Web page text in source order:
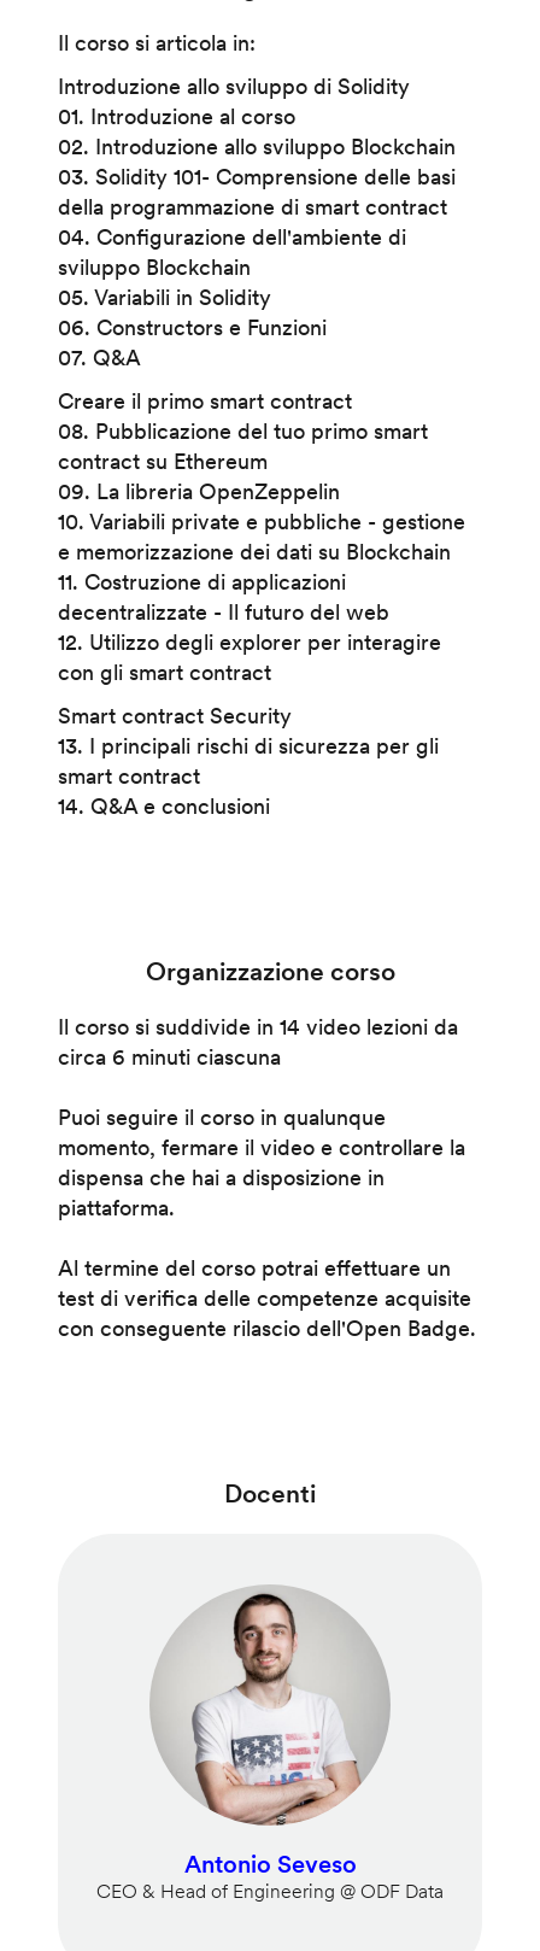
Il corso si articola in:
Introduzione allo sviluppo di Solidity
01. Introduzione al corso
02. Introduzione allo sviluppo Blockchain
03. Solidity 101- Comprensione delle basi
della programmazione di smart contract
04. Configurazione dell'ambiente di
sviluppo Blockchain
05. Variabili in Solidity
06. Constructors e Funzioni
07. Q&A
Creare il primo smart contract
08. Pubblicazione del tuo primo smart
contract su Ethereum
09. La libreria OpenZeppelin
10. Variabili private e pubbliche - gestione
e memorizzazione dei dati su Blockchain
11. Costruzione di applicazioni
decentralizzate - Il futuro del web
12. Utilizzo degli explorer per interagire
con gli smart contract
Smart contract Security
13. I principali rischi di sicurezza per gli
smart contract
14. Q&A e conclusioni
Organizzazione corso
Il corso si suddivide in 14 video lezioni da
circa 6 minuti ciascuna
Puoi seguire il corso in qualunque
momento, fermare il video e controllare la
dispensa che hai a disposizione in
piattaforma.
Al termine del corso potrai effettuare un
test di verifica delle competenze acquisite
con conseguente rilascio dell'Open Badge.
Docenti
Antonio Seveso
CEO & Head of Engineering @ ODF Data